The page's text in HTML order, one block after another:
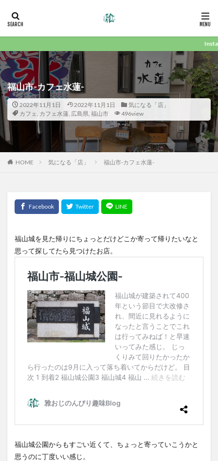
InstagramではBlogに使
福山市-カフェ水蓮-
2022年11月1日 2022年11月1日
気になる「店」
カフェ, カフェ水蓮, 広島県, 福山市 496view
HOME 気になる「店」 福山市-カフェ水蓮-
福山城を見た帰りにちょっとだけどこか寄って帰りたいなと
思って探してたら見つけたお店。
福山城公園からもすごい近くて、ちょっと寄っていこうかと
思うのに丁度いい感じ。